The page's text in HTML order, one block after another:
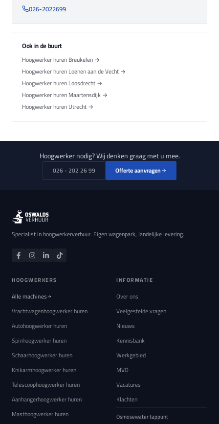
026-2022699
Ook in de buurt
Hoogwerker huren Breukelen →
Hoogwerker huren Loenen aan de Vecht →
Hoogwerker huren Loosdrecht →
Hoogwerker huren Maartensdijk →
Hoogwerker huren Utrecht →
Hoogwerker nodig? Wij denken graag met u mee.
026 - 202 26 99 Offerte aanvragen
Specialist in hoogwerkerverhuur. Eigen wagenpark, landelijke levering.
HOOGWERKERS
Alle machines
Vrachtwagenhoogwerker huren
Autohoogwerker huren
Spinhoogwerker huren
Schaarhoogwerker huren
Knikarmhoogwerker huren
Telescoophoogwerker huren
Aanhangerhoogwerker huren
Masthoogwerker huren
INFORMATIE
Over ons
Veelgestelde vragen
Nieuws
Kennisbank
Werkgebied
MVO
Vacatures
Klachten
Osmosewater tappunt